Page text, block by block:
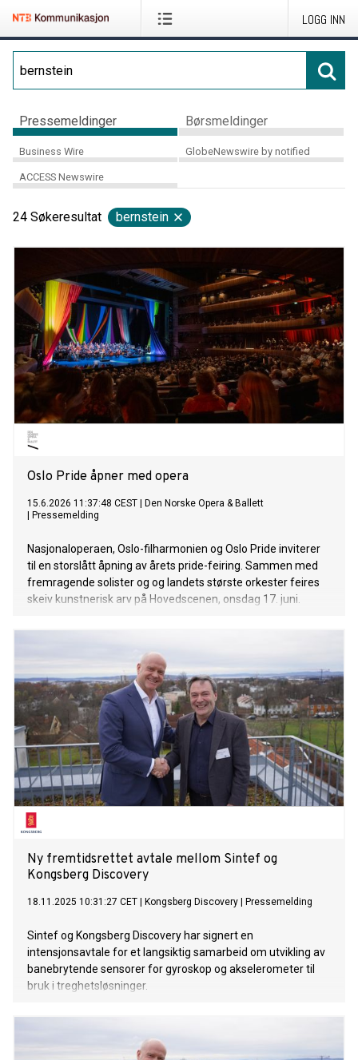
LOGG INN
Pressemeldinger Børsmeldinger
Business Wire GlobeNewswire by notified
ACCESS Newswire
24 Søkeresultat bernstein
Oslo Pride åpner med opera
15.6.2026 11:37:48 CEST
Den Norske Opera & Ballett
Pressemelding
Nasjonaloperaen, Oslo-filharmonien og Oslo Pride inviterer
til en storslått åpning av årets pride-feiring. Sammen med
fremragende solister og og landets største orkester feires
skeiv kunstnerisk arv på Hovedscenen, onsdag 17. juni.
Ny fremtidsrettet avtale mellom Sintef og
Kongsberg Discovery
18.11.2025 10:31:27 CET Kongsberg Discovery Pressemelding
Sintef og Kongsberg Discovery har signert en
intensjonsavtale for et langsiktig samarbeid om utvikling av
banebrytende sensorer for gyroskop og akselerometer til
bruk i treghetsløsninger.